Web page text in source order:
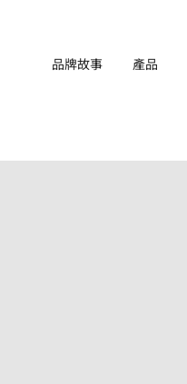
品牌故事 產品